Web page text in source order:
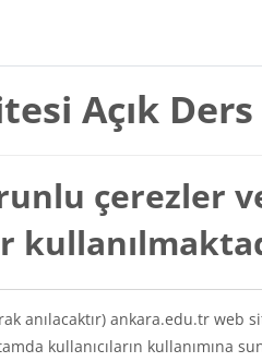
Açık
çerezler
anılacaktır) ankara.edu.tr web
kullanıcıların kullanımına